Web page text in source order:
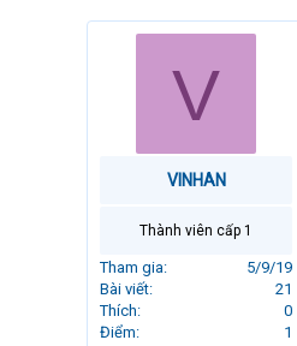
r
à
ử
i
k
V
VINHAN
Thành viên cấp 1
Tham gia
5/9/19
Bài viết
21
Thích
0
Điểm
1